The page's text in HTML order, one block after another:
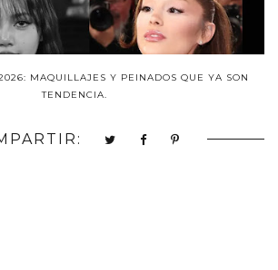
MAQUILLAJES Y PEINADOS QUE YA SON
TENDENCIA.